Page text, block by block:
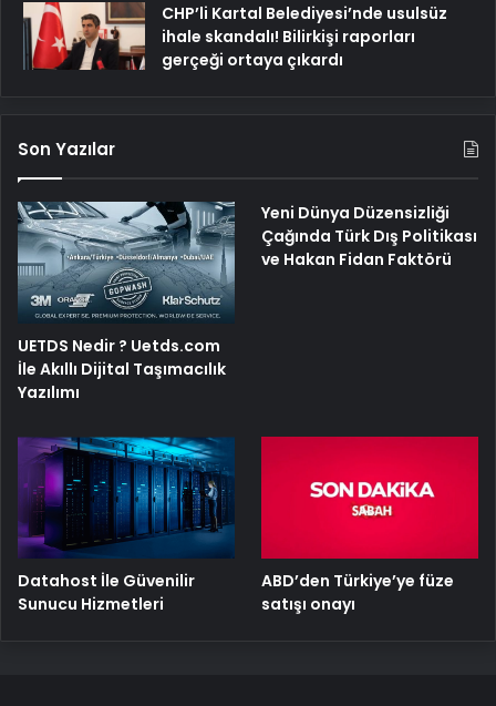
CHP’li Kartal Belediyesi’nde usulsüz
ihale skandalı! Bilirkişi raporları
gerçeği ortaya çıkardı
Son Yazılar
UETDS Nedir ? Uetds.com
İle Akıllı Dijital Taşımacılık
Yazılımı
Yeni Dünya Düzensizliği
Çağında Türk Dış Politikası
ve Hakan Fidan Faktörü
Datahost İle Güvenilir
Sunucu Hizmetleri
ABD’den Türkiye’ye füze
satışı onayı